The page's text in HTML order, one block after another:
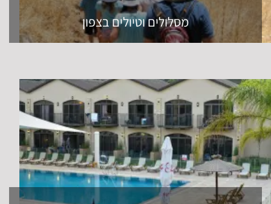
מסלולים וטיולים בצפון